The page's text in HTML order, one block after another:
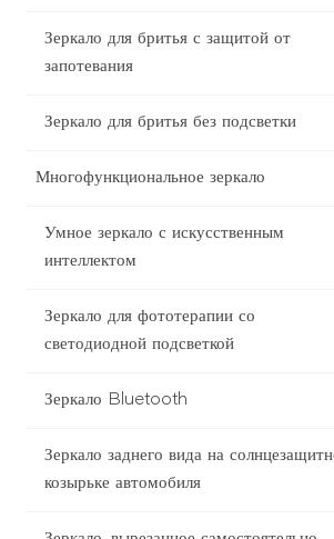
Зеркало для бритья с защитой от
запотевания
Зеркало для бритья без подсветки
Многофункциональное зеркало
Умное зеркало с искусственным
интеллектом
Зеркало для фототерапии со
светодиодной подсветкой
Зеркало Bluetooth
Зеркало заднего вида на
козырьке автомобиля